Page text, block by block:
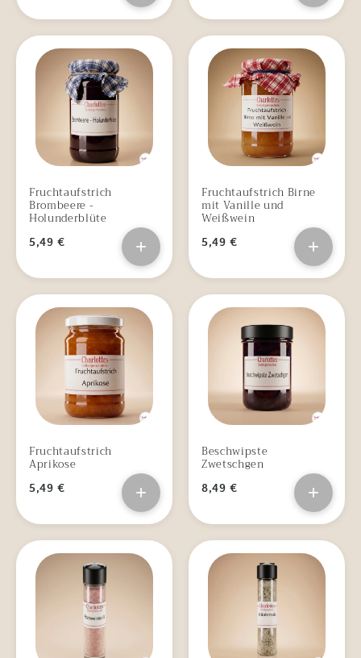
Fruchtaufstrich
Brombeere -
Holunderblüte
5,49 € +
Fruchtaufstrich Birne
mit Vanille und
Weißwein
5,49 € +
Fruchtaufstrich
Aprikose
5,49 € +
Beschwipste
Zwetschgen
8,49 € +